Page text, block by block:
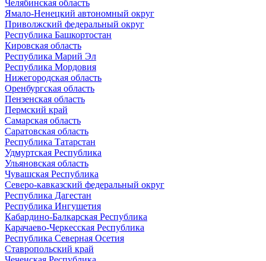
Челябинская область
Ямало-Ненецкий автономный округ
Приволжский федеральный округ
Республика Башкортостан
Кировская область
Республика Марий Эл
Республика Мордовия
Нижегородская область
Оренбургская область
Пензенская область
Пермский край
Самарская область
Саратовская область
Республика Татарстан
Удмуртская Республика
Ульяновская область
Чувашская Республика
Северо-кавказский федеральный округ
Республика Дагестан
Республика Ингушетия
Кабардино-Балкарская Республика
Карачаево-Черкесская Республика
Республика Северная Осетия
Ставропольский край